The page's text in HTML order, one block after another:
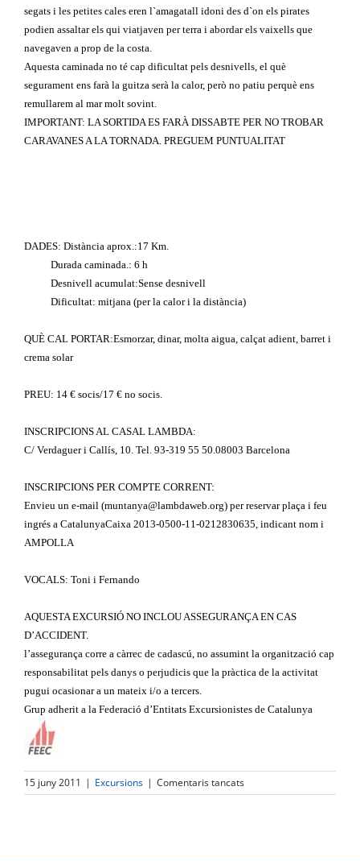
segats i les petites cales eren l`amagatall idoni des d`on els pirates
podien assaltar els qui viatjaven per terra i abordar els vaixells que
navegaven a prop de la costa.
Aquesta caminada no té cap dificultat pels desnivells, el què
segurament ens farà la guitza serà la calor, però no patiu perquè ens
remullarem al mar molt sovint.
IMPORTANT: LA SORTIDA ES FARÀ DISSABTE PER NO TROBAR
CARAVANES A LA TORNADA. PREGUEM PUNTUALITAT
DADES: Distància aprox.:17 Km.
Durada caminada.: 6 h
Desnivell acumulat:Sense desnivell
Dificultat: mitjana (per la calor i la distància)
QUÈ CAL PORTAR:Esmorzar, dinar, molta aigua, calçat adient, barret i
crema solar
PREU: 14 € socis/17 € no socis.
INSCRIPCIONS AL CASAL LAMBDA:
C/ Verdaguer i Callís, 10. Tel. 93-319 55 50.08003 Barcelona
INSCRIPCIONS PER COMPTE CORRENT:
Envieu un e-mail (muntanya@lambdaweb.org) per reservar plaça i feu
ingrés a CatalunyaCaixa 2013-0500-11-0212830635, indicant nom i
AMPOLLA
VOCALS: Toni i Fernando
AQUESTA EXCURSIÓ NO INCLOU ASSEGURANÇA EN CAS
D’ACCIDENT.
l’assegurança corre a càrrec de cadascú, no assumint la organització cap
responsabilitat pels danys o perjudicis que la pràctica de la activitat
pugui ocasionar a un mateix i/o a tercers.
Grup adherit a la Federació d’Entitats Excursionistes de Catalunya
15 juny 2011 | Excursions | Comentaris tancatsa
SENDER